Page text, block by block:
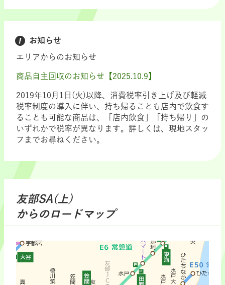
お知らせ
エリアからのお知らせ
商品自主回収のお知らせ【2025.10.9】
2019年10月1日(火)以降、消費税率引き上げ及び軽減
税率制度の導入に伴い、持ち帰ることも店内で飲食す
ることも可能な商品は、「店内飲食」「持ち帰り」の
いずれかで税率が異なります。詳しくは、現地スタッ
フまでお尋ねください。
友部SA(上)
からのロードマップ